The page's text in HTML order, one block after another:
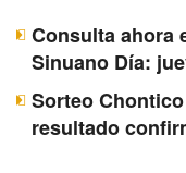
Consulta ahora
Sinuano Día:
Sorteo
resultado